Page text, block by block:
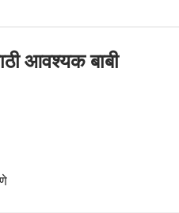
आवश्यक बाबी